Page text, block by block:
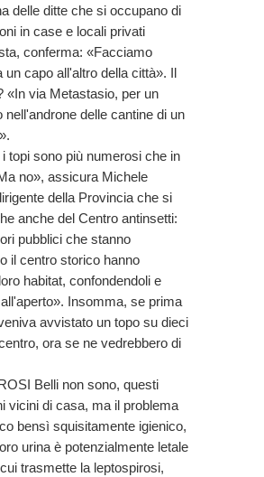
delle ditte che si occupano di
in case e locali privati
conferma: «Facciamo
un capo all'altro della città». Il
«In via Metastasio, per un
nell'androne delle cantine di un
topi sono più numerosi che in
no», assicura Michele
della Provincia che si
anche del Centro antinsetti:
pubblici che stanno
il centro storico hanno
habitat, confondendoli e
Insomma, se prima
avvistato un topo su dieci
ora se ne vedrebbero di
Belli non sono, questi
vicini di casa, ma il problema
bensì squisitamente igienico,
urina è potenzialmente letale
trasmette la leptospirosi,